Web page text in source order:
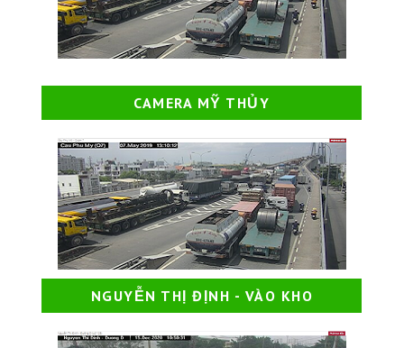
CAMERA MỸ THỦY
NGUYỄN THỊ ĐỊNH - VÀO KHO